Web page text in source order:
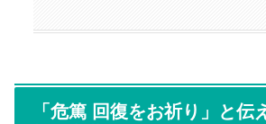
「危篤 回復をお祈り」と伝